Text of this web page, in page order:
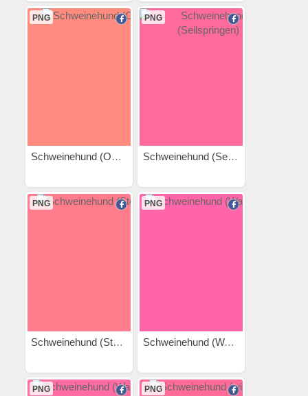
PNG
Schweinehund (Oma)
PNG
Schweinehund (Seilspringen)
PNG
Schweinehund (Stelzen)
PNG
Schweinehund (Wackelig)
PNG PNG